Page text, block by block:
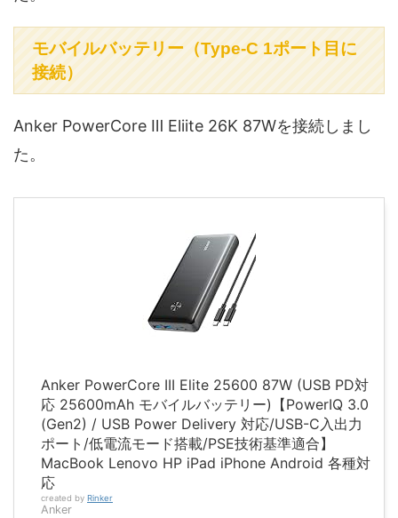
モバイルバッテリー（Type-C 1ポート目に
接続）
Anker PowerCore Ⅲ Eliite 26K 87Wを接続しまし
た。
Anker PowerCore III Elite 25600 87W (USB PD対
応 25600mAh モバイルバッテリー)【PowerIQ 3.0
(Gen2) / USB Power Delivery 対応/USB-C入出力
ポート/低電流モード搭載/PSE技術基準適合】
MacBook Lenovo HP iPad iPhone Android 各種対
応
created by Rinker
Anker